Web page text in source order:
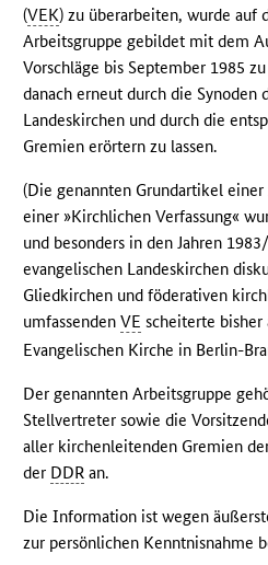
(VEK) zu überarbeiten, wurde auf
Arbeitsgruppe gebildet mit dem
Vorschläge bis September 1985
danach erneut durch die Synoden
Landeskirchen und durch die
Gremien erörtern zu lassen.
(Die genannten Grundartikel
einer »Kirchlichen Verfassung«
und besonders in den Jahren
evangelischen Landeskirchen
Gliedkirchen und föderativen
umfassendenVE scheiterte bisher
Evangelischen Kirche in Berlin-
Der genannten Arbeitsgruppe
Stellvertreter sowie die
aller kirchenleitenden Gremien
der DDR an.
Die Information ist wegen
zur persönlichen Kenntnisnahme